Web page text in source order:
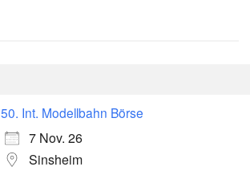
50. Int. Modellbahn Börse
7 Nov. 26
Sinsheim